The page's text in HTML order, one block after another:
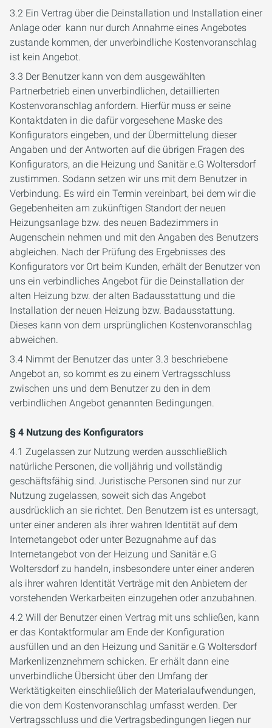
3.2 Ein Vertrag über die Deinstallation und Installation einer
Anlage oder kann nur durch Annahme eines Angebotes
zustande kommen, der unverbindliche Kostenvoranschlag
ist kein Angebot.
3.3 Der Benutzer kann von dem ausgewählten
Partnerbetrieb einen unverbindlichen, detaillierten
Kostenvoranschlag anfordern. Hierfür muss er seine
Kontaktdaten in die dafür vorgesehene Maske des
Konfigurators eingeben, und der Übermittelung dieser
Angaben und der Antworten auf die übrigen Fragen des
Konfigurators, an die Heizung und Sanitär e.G Woltersdorf
zustimmen. Sodann setzen wir uns mit dem Benutzer in
Verbindung. Es wird ein Termin vereinbart, bei dem wir die
Gegebenheiten am zukünftigen Standort der neuen
Heizungsanlage bzw. des neuen Badezimmers in
Augenschein nehmen und mit den Angaben des Benutzers
abgleichen. Nach der Prüfung des Ergebnisses des
Konfigurators vor Ort beim Kunden, erhält der Benutzer von
uns ein verbindliches Angebot für die Deinstallation der
alten Heizung bzw. der alten Badausstattung und die
Installation der neuen Heizung bzw. Badausstattung.
Dieses kann von dem ursprünglichen Kostenvoranschlag
abweichen.
3.4 Nimmt der Benutzer das unter 3.3 beschriebene
Angebot an, so kommt es zu einem Vertragsschluss
zwischen uns und dem Benutzer zu den in dem
verbindlichen Angebot genannten Bedingungen.
§ 4 Nutzung des Konfigurators
4.1 Zugelassen zur Nutzung werden ausschließlich
natürliche Personen, die volljährig und vollständig
geschäftsfähig sind. Juristische Personen sind nur zur
Nutzung zugelassen, soweit sich das Angebot
ausdrücklich an sie richtet. Den Benutzern ist es untersagt,
unter einer anderen als ihrer wahren Identität auf dem
Internetangebot oder unter Bezugnahme auf das
Internetangebot von der Heizung und Sanitär e.G
Woltersdorf zu handeln, insbesondere unter einer anderen
als ihrer wahren Identität Verträge mit den Anbietern der
vorstehenden Werkarbeiten einzugehen oder anzubahnen.
4.2 Will der Benutzer einen Vertrag mit uns schließen, kann
er das Kontaktformular am Ende der Konfiguration
ausfüllen und an den Heizung und Sanitär e.G Woltersdorf
Markenlizenznehmern schicken. Er erhält dann eine
unverbindliche Übersicht über den Umfang der
Werktätigkeiten einschließlich der Materialaufwendungen,
die von dem Kostenvoranschlag umfasst werden. Der
Vertragsschluss und die Vertragsbedingungen liegen nur